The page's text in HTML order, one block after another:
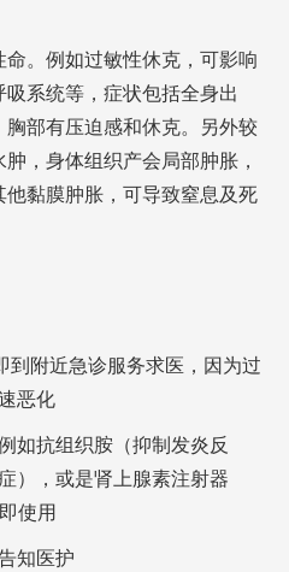
。例如过敏性休克，可影响
系统等，症状包括全身出
部有压迫感和休克。另外较
，身体组织产会局部肿胀，
黏膜肿胀，可导致窒息及死
到附近急诊服务求医，因为过
恶化
如抗组织胺（抑制发炎反
），或是肾上腺素注射器
使用
知医护